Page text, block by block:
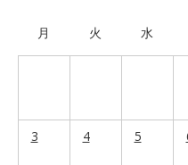
月 火 水
3 4 5